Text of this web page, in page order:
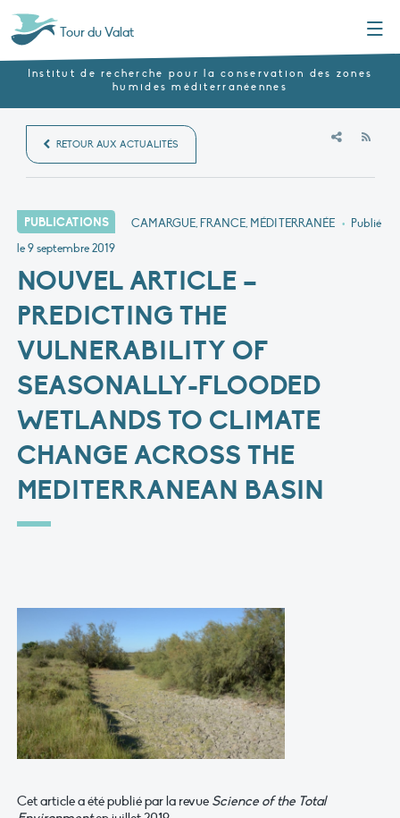
Tour du Valat
Institut de recherche pour la conservation des zones
humides méditerranéennes
RETOUR AUX ACTUALITÉS
PUBLICATIONS CAMARGUE, FRANCE, MÉDITERRANÉE • Publié
le9 septembre 2019
NOUVEL ARTICLE –
PREDICTING THE
VULNERABILITY OF
SEASONALLY-FLOODED
WETLANDS TO CLIMATE
CHANGE ACROSS THE
MEDITERRANEAN BASIN
Cet article a été publié par la revue Science of the Total